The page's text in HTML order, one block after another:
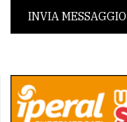
INVIA MESSAGGIO